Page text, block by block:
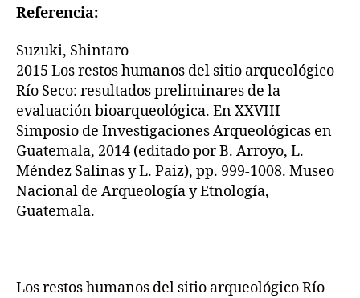
Referencia:
Suzuki, Shintaro
2015 Los restos humanos del sitio arqueológico
Río Seco: resultados preliminares de la
evaluación bioarqueológica. En XXVIII
Simposio de Investigaciones Arqueológicas en
Guatemala, 2014 (editado por B. Arroyo, L.
Méndez Salinas y L. Paiz), pp. 999-1008. Museo
Nacional de Arqueología y Etnología,
Guatemala.
Los restos humanos del sitio arqueológico Río